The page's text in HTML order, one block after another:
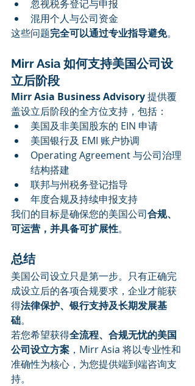
忽视税务登记与申报
混用个人与公司资金
这些问题完全可以通过专业指导避免。
Mirr Asia 如何支持美国公司设
立后阶段
Mirr Asia Business Advisory 提供覆
盖设立后阶段的全方位支持，包括：
美国及非美国股东的 EIN 申请
美国银行及 EMI 账户协调
Operating Agreement 与公司治理
结构搭建
联邦与州税务登记指导
年度合规及持续申报支持
我们的目标是确保您的美国公司合规、
可运营，并具备可扩展性。
总结
美国公司设立只是第一步。只有正确完
成设立后的各项合规要求，企业才能获
得法律保护、银行支持及长期发展基
础。
若您希望获得全流程、合规无忧的美国
公司设立方案 ，Mirr Asia 将以专业性和
准确性为核心，为您提供端到端咨询支
持。